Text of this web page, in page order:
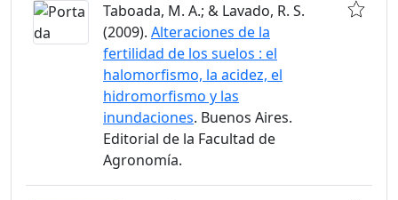
Taboada, M. A.; & Lavado, R. S.
(2009). Alteraciones de la
fertilidad de los suelos : el
halomorfismo, la acidez, el
hidromorfismo y las
inundaciones. Buenos Aires.
Editorial de la Facultad de
Agronomía.